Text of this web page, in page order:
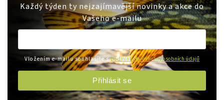
Každý týden ty nejzajímavější novinky a akce do
Vašeho e-mailu
Vložením e-mailu souhlasíte spodmínkami ochrany osobních údajů
Přihlásit se